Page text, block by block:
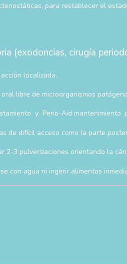
para restablecer el
(exodoncias, cirugía
localizada.
libre de microorganismos
y Perio-Aid mantenimiento
de difícil acceso como la parte
2-3 pulverizaciones orientando la
con agua ni ingerir alimentos